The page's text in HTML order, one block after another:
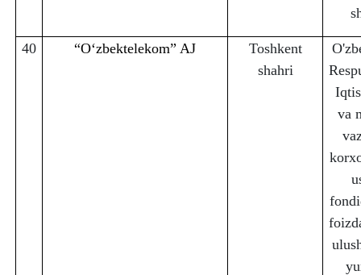
40 “Oʻzbektelekom” AJ
Toshkent
shahri
va